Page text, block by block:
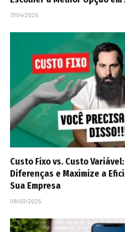
17/04/2025
Custo Fixo vs. Custo
Diferenças e Maximize a
Sua Empresa
08/03/2025